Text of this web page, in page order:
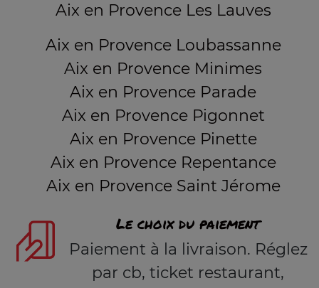
Aix en Provence Les Lauves
Aix en Provence Loubassanne
Aix en Provence Minimes
Aix en Provence Parade
Aix en Provence Pigonnet
Aix en Provence Pinette
Aix en Provence Repentance
Aix en Provence Saint Jérome
Le choix du paiement
Paiement à la livraison. Réglez
par cb, ticket restaurant,